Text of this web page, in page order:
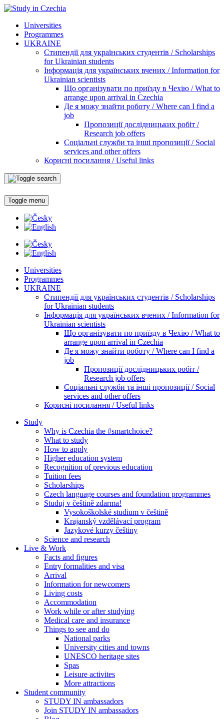
Universities
Programmes
UKRAINE
Стипендії для українських студентів / Scholarships
for Ukrainian students
Інформація для українських вчених / Information for
Ukrainian scientists
Що організувати по приїзду в Чехію / What to
arrange upon arrival in Czechia
Де я можу знайти роботу / Where can I find a
job
Пропозиції дослідницьких робіт /
Research job offers
Соціальні служби та інші пропозиції / Social
services and other offers
Корисні посилання / Useful links
Toggle menu
Universities
Programmes
UKRAINE
Стипендії для українських студентів / Scholarships
for Ukrainian students
Інформація для українських вчених / Information for
Ukrainian scientists
Що організувати по приїзду в Чехію / What to
arrange upon arrival in Czechia
Де я можу знайти роботу / Where can I find a
job
Пропозиції дослідницьких робіт /
Research job offers
Соціальні служби та інші пропозиції / Social
services and other offers
Корисні посилання / Useful links
Study
Why is Czechia the #smartchoice?
What to study
How to apply
Higher education system
Recognition of previous education
Tuition fees
Scholarships
Czech language courses and foundation programmes
Studuj v češtině zdarma!
Vysokoškolské studium v češtině
Krajanský vzdělávací program
Jazykové kurzy češtiny
Science and research
Live & Work
Facts and figures
Entry formalities and visa
Arrival
Information for newcomers
Living costs
Accommodation
Work while or after studying
Medical care and insurance
Things to see and do
National parks
University cities and towns
UNESCO heritage sites
Spas
Leisure activites
More attractions
Student community
STUDY IN ambassadors
Join STUDY IN ambassadors